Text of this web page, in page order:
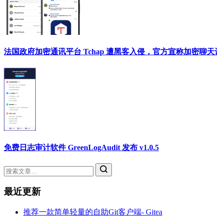
法国政府加密通讯平台 Tchap 遭黑客入侵，官方宣称加密聊天
免费日志审计软件 GreenLogAudit 发布 v1.0.5
最近更新
推荐一款简单轻量的自助Git客户端- Gitea